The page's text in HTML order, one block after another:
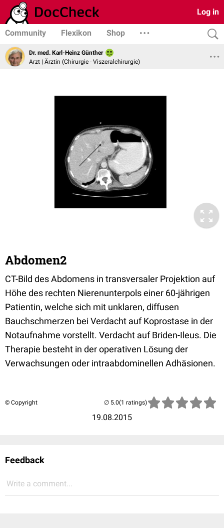
Log in
Community Flexikon Shop
Dr. med. Karl-Heinz Günther
Arzt | Ärztin (Chirurgie - Viszeralchirurgie)
Abdomen2
CT-Bild des Abdomens in transversaler Projektion auf
Höhe des rechten Nierenunterpols einer 60-jährigen
Patientin, welche sich mit unklaren, diffusen
Bauchschmerzen bei Verdacht auf Koprostase in der
Notaufnahme vorstellt. Verdacht auf Briden-Ileus. Die
Therapie besteht in der operativen Lösung der
Verwachsungen oder intraabdominellen Adhäsionen.
© Copyright
19.08.2015
(1 ratings)
Feedback
Write a comment...